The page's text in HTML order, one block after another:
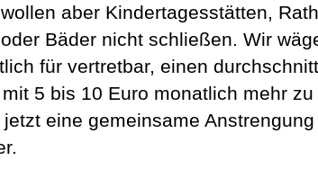
aber Kindertagesstätten,
Bäder nicht schließen. Wir
für vertretbar, einen
5 bis 10 Euro monatlich mehr zu
eine gemeinsame